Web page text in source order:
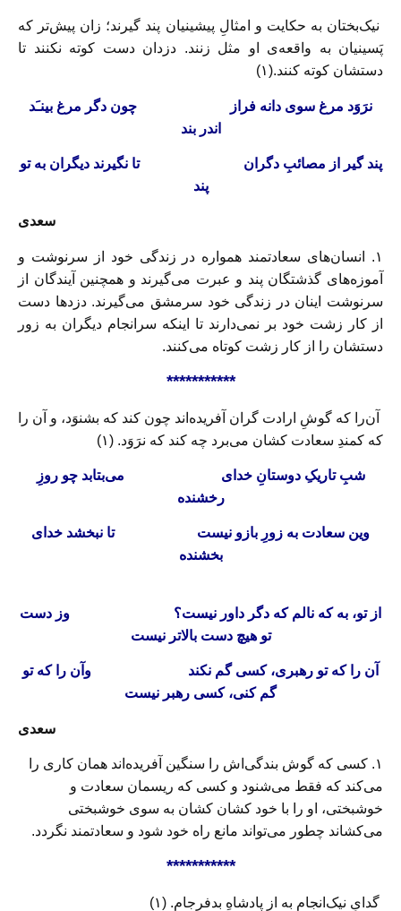
نیک‌بختان به حکایت و امثالِ پیشینیان پند گیرند؛ زان پیش‌تر که
پَسینیان به واقعه‌ی او مثل زنند. دزدان دست کوته نکنند تا
دستشان کوته کنند.(۱)
نرَوَد مرغ سوی دانه فراز چون دگر مرغ بینـَد
اندر بند
پند گیر از مصائبِ دگرانتا نگیرند دیگران به تو
پند
سعدی
۱. انسان‌های سعادتمند همواره در زندگی خود از سرنوشت و
آموزه‌های گذشتگان پند و عبرت می‌گیرند و همچنین آیندگان از
سرنوشت اینان در زندگی خود سرمشق می‌گیرند. دزدها دست
از کار زشت خود بر نمی‌دارند تا اینکه سرانجام دیگران به زور
دستشان را از کار زشت کوتاه می‌کنند.
***********
آن‌را که گوشِ ارادت گران آفریده‌اند چون کند که بشنوَد، و آن را
که کمندِ سعادت کشان می‌برد چه کند که نرَوَد. (۱)
شبِ تاریکِ دوستانِ خدای می‌بتابد چو روزِ
رخشنده
وین سعادت به زورِ بازو نیستتا نبخشد خدای
بخشنده
از تو، به که نالم که دگر داور نیست؟ وز دست
تو هیچ دست بالاتر نیست
آن را که تو رهبری، کسی گم نکند وآن را که تو
گم کنی، کسی رهبر نیست
سعدی
۱. کسی که گوش بندگی‌اش را سنگین آفریده‌اند همان کاری را
می‌کند که فقط می‌شنود و کسی که ریسمان سعادت و
خوشبختی، او را با خود کشان کشان به سوی خوشبختی
می‌کشاند چطور می‌تواند مانع راه خود شود و سعادتمند نگردد.
***********
گدایِ نیک‌انجام به از پادشاهِ بدفرجام. (۱)